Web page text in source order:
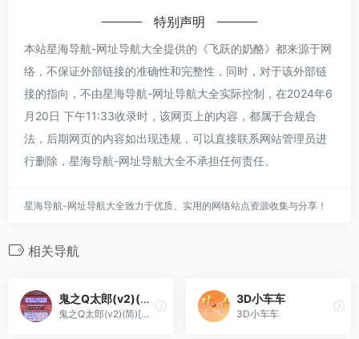
特别声明
本站星海导航-网址导航大全提供的《飞跃的奶酪》都来源于网
络，不保证外部链接的准确性和完整性，同时，对于该外部链
接的指向，不由星海导航-网址导航大全实际控制，在2024年6
月20日 下午11:33收录时，该网页上的内容，都属于合规合
法，后期网页的内容如出现违规，可以直接联系网站管理员进
行删除，星海导航-网址导航大全不承担任何责任。
星海导航-网址导航大全致力于优质、实用的网络站点资源收集与分享！
相关导航
鬼之Q太郎(v2)(简)[高伟](JP)[ACT](0.31Mb)
鬼之Q太郎(v2)(简)[高伟](JP)[ACT](0.31Mb)
3D小车车
3D小车车